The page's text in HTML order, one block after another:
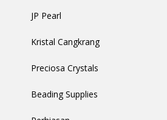
JP Pearl
Kristal Cangkrang
Preciosa Crystals
Beading Supplies